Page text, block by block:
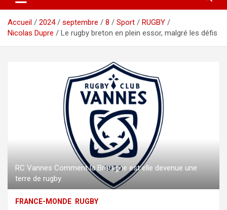
Accueil 2024 septembre 8 Sport
RUGBY
Nicolas Dupre
Le rugby breton en plein essor, malgré les défis
RC Vannes Comment la Bretagne est elle devenue une
terre de rugby
FRANCE-MONDE RUGBY